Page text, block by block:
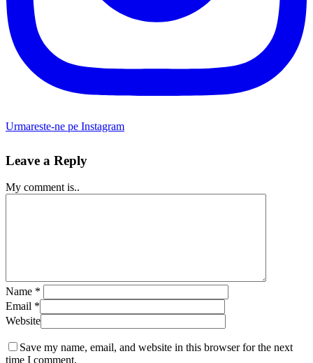
Urmareste-ne pe Instagram
Leave a Reply
My comment is..
Name *
Email *
Website
Save my name, email, and website in this browser for the next
time I comment.